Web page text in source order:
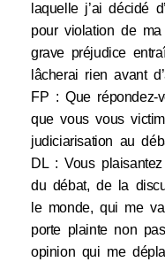
laquelle j’ai décidé
pour violation de
grave préjudice
lâcherai rien avant
FP : Que
que vous vous
judiciarisation au
DL : Vous
du débat, de la
le monde, qui me
porte plainte non
opinion qui me